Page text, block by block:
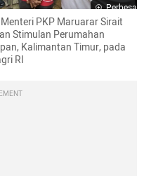
Perbesar
PKP Maruarar Sirait
Stimulan Perumahan
Kalimantan Timur, pada
RI